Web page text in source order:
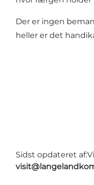
Der er ingen
heller er det
Sidst opdateret af: